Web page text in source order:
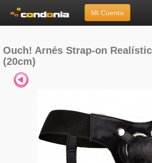
Mi Cuenta
Arnés Strap-on Realístico
Ouch! Arnés Strap-on
(20cm)